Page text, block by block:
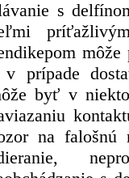
s
prípade
byť v
na falošnú